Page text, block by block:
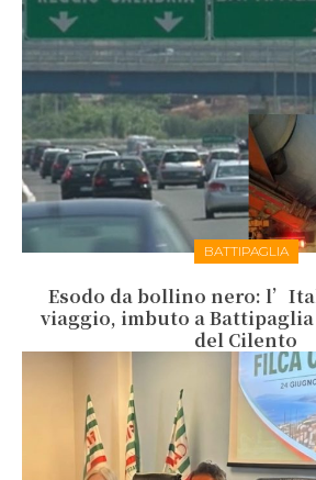
BATTIPAGLIA
Esodo da bollino nero:
viaggio, imbuto a
del Cilento